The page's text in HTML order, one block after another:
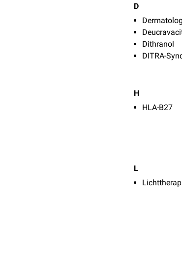
D
Dithranol
DITRA-
H
HLA-B27
L